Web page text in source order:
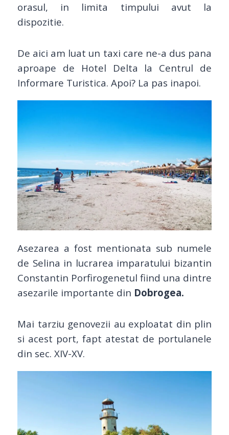
orasul, in limita timpului avut la
dispozitie.
De aici am luat un taxi care ne-a dus pana
aproape de Hotel Delta la Centrul de
Informare Turistica. Apoi? La pas inapoi.
Asezarea a fost mentionata sub numele
de Selina in lucrarea imparatului bizantin
Constantin Porfirogenetul fiind una dintre
asezarile importante din Dobrogea.
Mai tarziu genovezii au exploatat din plin
si acest port, fapt atestat de portulanele
din sec. XIV-XV.